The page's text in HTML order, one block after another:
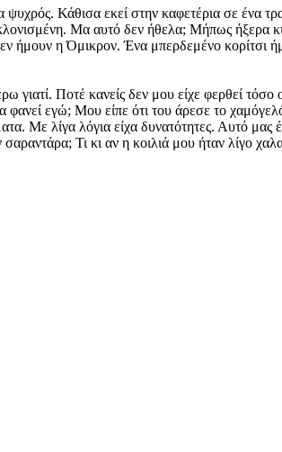
Κάθισα εκεί στην καφετέρια σε ένα
Μα αυτό δεν ήθελα; Μήπως ήξερα
ήμουν η Όμικρον. Ένα μπερδεμένο κορίτσι
γιατί. Ποτέ κανείς δεν μου είχε φερθεί
εγώ; Μου είπε ότι του άρεσε το
Με λίγα λόγια είχα δυνατότητες. Αυτό μας
Τι κι αν η κοιλιά μου ήταν λίγο